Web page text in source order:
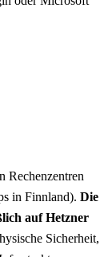
Rechenzentren
in Finnland). Die
auf Hetzner
Sicherheit,